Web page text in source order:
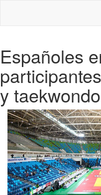
Españoles
y taekwondo